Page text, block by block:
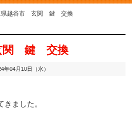
県越谷市 玄関 鍵 交換
関 鍵 交換
年04月10日（水）
ました。